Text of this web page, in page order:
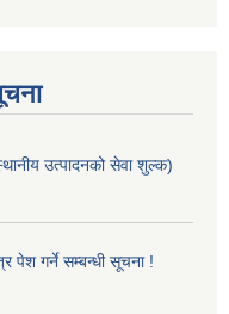
उत्पादनको सेवा शुल्क)
पेश गर्ने सम्बन्धी सूचना !